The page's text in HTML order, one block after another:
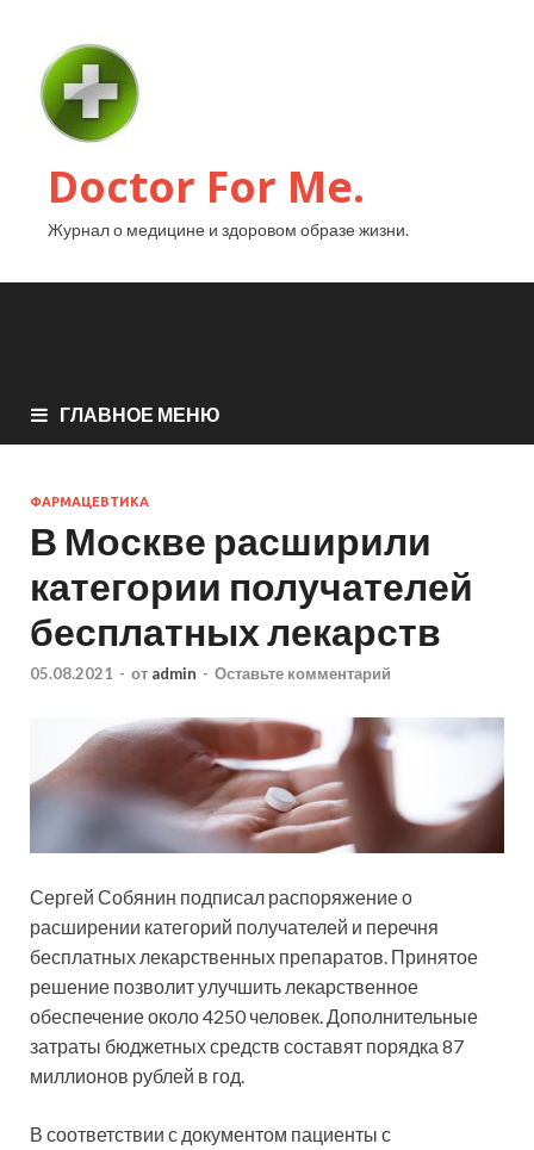
Doctor For Me.
Журнал о медицине и здоровом образе жизни.
ГЛАВНОЕ МЕНЮ
ФАРМАЦЕВТИКА
В Москве расширили
категории получателей
бесплатных лекарств
05.08.2021 - от admin - Оставьте комментарий
Сергей Собянин подписал распоряжение о
расширении категорий получателей и перечня
бесплатных лекарственных препаратов. Принятое
решение позволит улучшить лекарственное
обеспечение около 4250 человек. Дополнительные
затраты бюджетных средств составят порядка 87
миллионов рублей в год.
В соответствии с документом пациенты с